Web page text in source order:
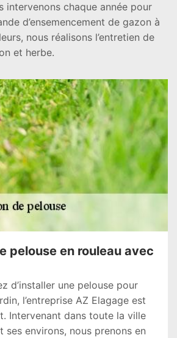
intervenons chaque année pour
d’ensemencement de gazon à
nous réalisons l’entretien de
et herbe.
pelouse en rouleau avec
d’installer une pelouse pour
l’entreprise AZ Elagage est
Intervenant dans toute la ville
ses environs, nous prenons en